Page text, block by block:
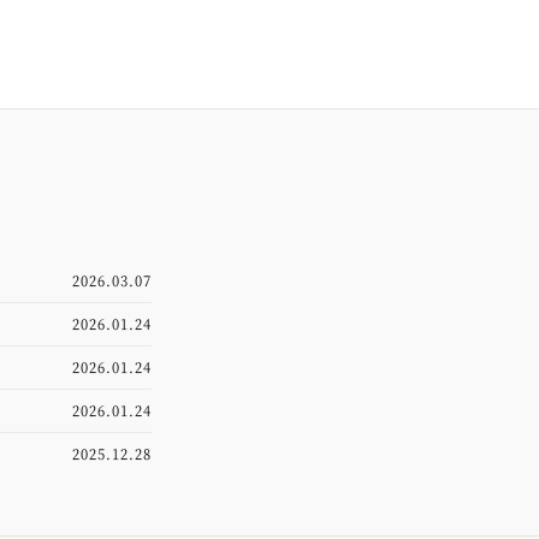
2026.03.07
2026.01.24
2026.01.24
2026.01.24
2025.12.28